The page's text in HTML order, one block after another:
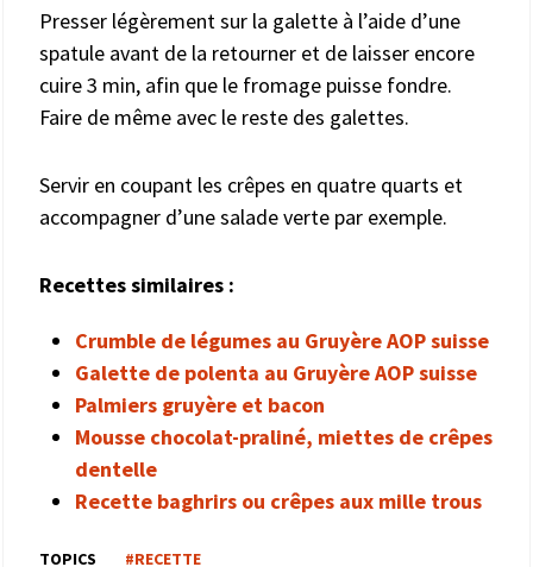
Presser légèrement sur la galette à l’aide d’une
spatule avant de la retourner et de laisser encore
cuire 3 min, afin que le fromage puisse fondre.
Faire de même avec le reste des galettes.
Servir en coupant les crêpes en quatre quarts et
accompagner d’une salade verte par exemple.
Recettes similaires :
Crumble de légumes au Gruyère AOP suisse
Galette de polenta au Gruyère AOP suisse
Palmiers gruyère et bacon
Mousse chocolat-praliné, miettes de crêpes
dentelle
Recette baghrirs ou crêpes aux mille trous
TOPICS #RECETTE